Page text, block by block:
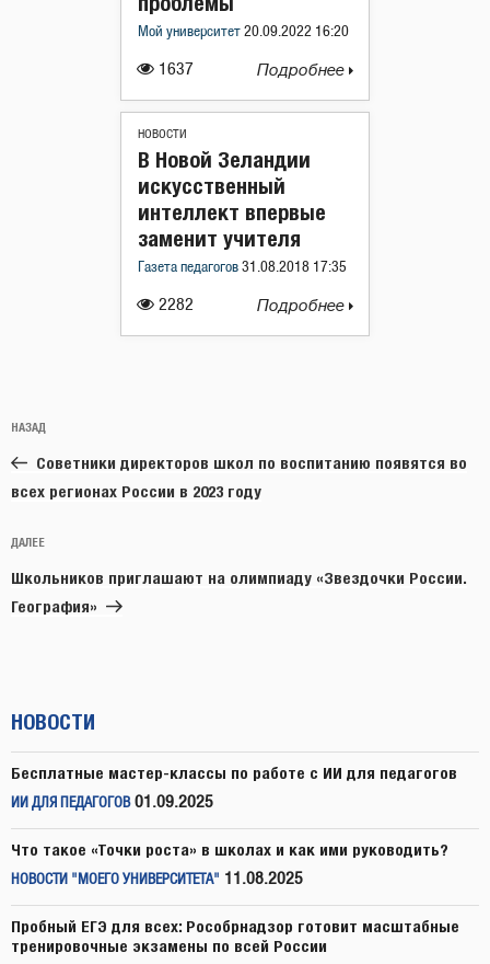
1637
Мой университет 20.09.2022 16:20
Подробнее
НОВОСТИ
2282
В Новой Зеландии
искусственный
интеллект впервые
заменит учителя
Газета педагогов 31.08.2018 17:35
Подробнее
по
записям
Предыдущая
запись:
НАЗАД
Советники директоров школ по воспитанию появятся во
всех регионах России в 2023 году
Следующая
запись
ДАЛЕЕ
Школьников приглашают на олимпиаду «Звездочки России.
География»
НОВОСТИ
Бесплатные мастер-классы по работе с ИИ для педагогов
ИИ ДЛЯ ПЕДАГОГОВ 01.09.2025
Что такое «Точки роста» в школах и как ими руководить?
НОВОСТИ "МОЕГО УНИВЕРСИТЕТА" 11.08.2025
Пробный ЕГЭ для всех: Рособрнадзор готовит масштабные
тренировочные экзамены по всей России